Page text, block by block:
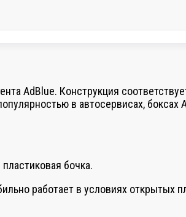
AdBlue. Конструкция
в автосервисах, боксах
бочка.
работает в условиях открытых